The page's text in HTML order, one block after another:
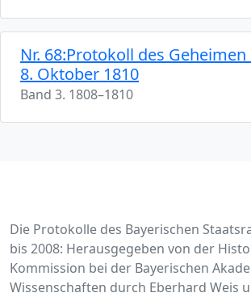
Nr. 68:Protokoll des Geheimen
8. Oktober 1810
Band 3. 1808–1810
Die Protokolle des Bayerischen
bis 2008: Herausgegeben von der
Kommission bei der Bayerischen
Wissenschaften durch Eberhard Weis